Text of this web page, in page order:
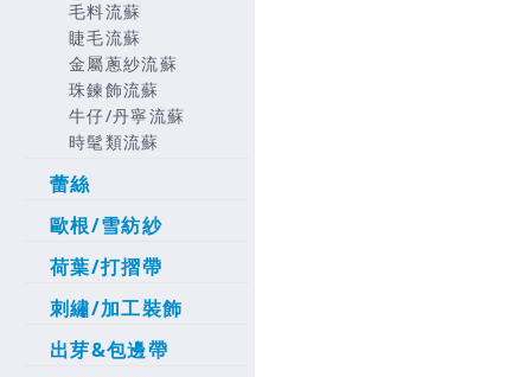
毛料流蘇
睫毛流蘇
金屬蔥紗流蘇
珠鍊飾流蘇
牛仔/丹寧流蘇
時髦類流蘇
蕾絲
歐根/雪紡紗
荷葉/打摺帶
刺繡/加工裝飾
出芽&包邊帶